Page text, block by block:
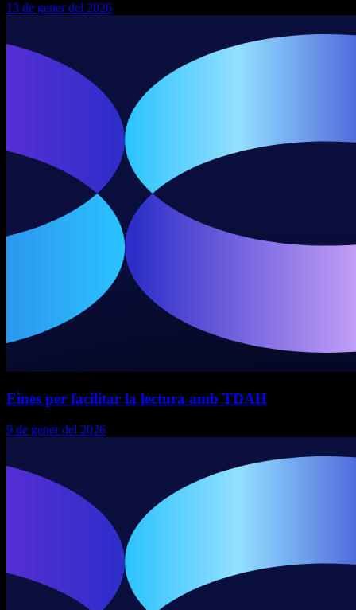
13 de gener del 2026
Eines per facilitar la lectura amb TDAH
9 de gener del 2026